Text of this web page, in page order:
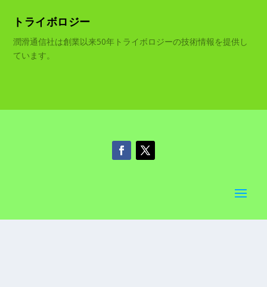
トライボロジー
潤滑通信社は創業以来50年トライボロジーの技術情報を提供し
ています。